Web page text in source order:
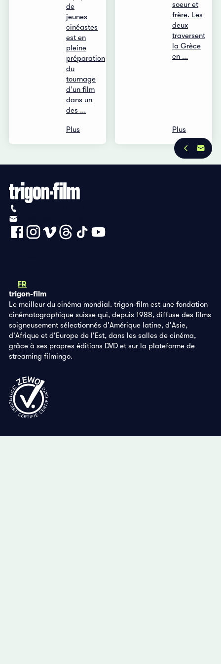
de
jeunes
cinéastes
est en
pleine
préparation
du
tournage
d’un film
dans un
des ...
Plus
soeur et
frère. Les
deux
traversent
la Grèce
en ...
Plus
FR
trigon-film
Le meilleur du cinéma mondial. trigon-film est une fondation
cinématographique suisse qui, depuis 1988, diffuse des films
soigneusement sélectionnés d'Amérique latine, d'Asie,
d'Afrique et d'Europe de l'Est, dans les salles de cinéma,
grâce à ses propres éditions DVD et sur la plateforme de
streaming filmingo.